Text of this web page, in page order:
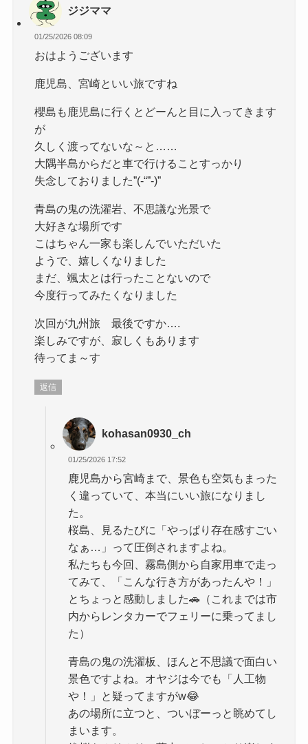
ジジママ
01/25/2026 08:09
おはようございます
鹿児島、宮崎といい旅ですね
櫻島も鹿児島に行くとどーんと目に入ってきます
が
久しく渡ってないな～と……
大隅半島からだと車で行けることすっかり
失念しておりました”(-“”-)”
青島の鬼の洗濯岩、不思議な光景で
大好きな場所です
こはちゃん一家も楽しんでいただいた
ようで、嬉しくなりました
まだ、颯太とは行ったことないので
今度行ってみたくなりました
次回が九州旅 最後ですか….
楽しみですが、寂しくもあります
待ってま～す
返信
kohasan0930_ch
01/25/2026 17:52
鹿児島から宮崎まで、景色も空気もまった
く違っていて、本当にいい旅になりまし
た。
桜島、見るたびに「やっぱり存在感すごい
なぁ…」って圧倒されますよね。
私たちも今回、霧島側から自家用車で走っ
てみて、「こんな行き方があったんや！」
とちょっと感動しました🚗（これまでは市
内からレンタカーでフェリーに乗ってまし
た）
青島の鬼の洗濯板、ほんと不思議で面白い
景色ですよね。オヤジは今でも「人工物
や！」と疑ってますがw😂
あの場所に立つと、ついぼーっと眺めてし
まいます。